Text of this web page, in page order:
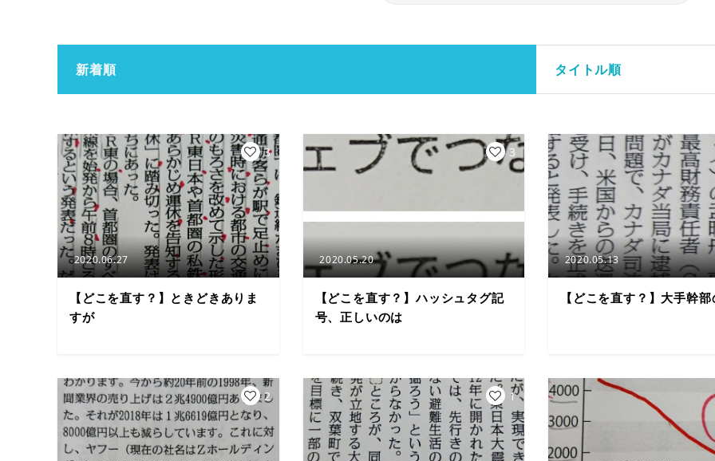
新着順 タイトル順
2020.06.27
【どこを直す？】ときどきありま
すが
3
2020.05.20
【どこを直す？】ハッシュタグ記
号、正しいのは
3
2020.05.13
【どこを直す？】大手幹
2 1